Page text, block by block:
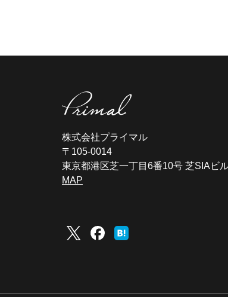
株式会社プライマル
〒105-0014
東京都港区芝一丁目6番10号 芝SIAビ
MAP